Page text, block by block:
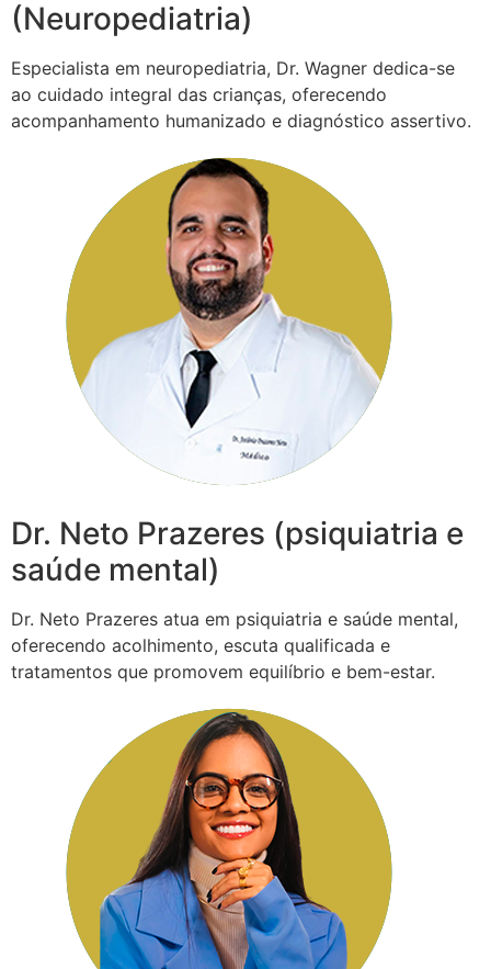
(Neuropediatria)
Especialista em neuropediatria, Dr. Wagner dedica-se
ao cuidado integral das crianças, oferecendo
acompanhamento humanizado e diagnóstico assertivo.
Dr. Neto Prazeres (psiquiatria e
saúde mental)
Dr. Neto Prazeres atua em psiquiatria e saúde mental,
oferecendo acolhimento, escuta qualificada e
tratamentos que promovem equilíbrio e bem-estar.